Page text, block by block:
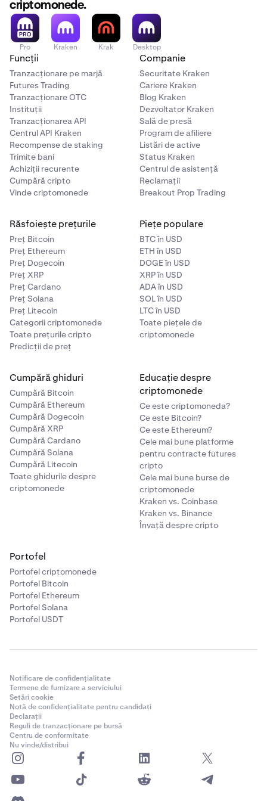
criptomonede.
Pro Kraken Krak Desktop
Funcții
Tranzacționare pe marjă
Futures Trading
Tranzacționare OTC
Instituții
Tranzacționarea API
Centrul API Kraken
Recompense de staking
Trimite bani
Achiziții recurente
Cumpără cripto
Vinde criptomonede
Companie
Securitate Kraken
Cariere Kraken
Blog Kraken
Dezvoltator Kraken
Sală de presă
Program de afiliere
Listări de active
Status Kraken
Centrul de asistență
Reclamații
Breakout Prop Trading
Răsfoiește prețurile
Preț Bitcoin
Preț Ethereum
Preț Dogecoin
Preț XRP
Preț Cardano
Preț Solana
Preț Litecoin
Categorii criptomonede
Toate prețurile cripto
Predicții de preț
Piețe populare
BTC în USD
ETH în USD
DOGE în USD
XRP în USD
ADA în USD
SOL în USD
LTC în USD
Toate piețele de
criptomonede
Cumpără ghiduri
Cumpără Bitcoin
Cumpără Ethereum
Cumpără Dogecoin
Cumpără XRP
Cumpără Cardano
Cumpără Solana
Cumpără Litecoin
Toate ghidurile despre
criptomonede
Educație despre
criptomonede
Ce este criptomoneda?
Ce este Bitcoin?
Ce este Ethereum?
Cele mai bune platforme
pentru contracte futures
cripto
Cele mai bune burse de
criptomonede
Kraken vs. Coinbase
Kraken vs. Binance
Învață despre cripto
Portofel
Portofel criptomonede
Portofel Bitcoin
Portofel Ethereum
Portofel Solana
Portofel USDT
Notificare de confidențialitate
Termene de furnizare a serviciului
Setări cookie
Notă de confidențialitate pentru candidați
Declarații
Reguli de tranzacționare pe bursă
Centru de conformitate
Nu vinde/distribui